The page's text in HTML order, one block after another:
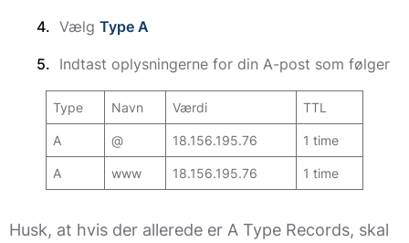
Vælg Type A
Indtast oplysningerne for din A-post som følger
Type Navn Værdi TTL
A @ 18.156.195.76 1 time
A www 18.156.195.76 1 time
Husk, at hvis der allerede er A Type Records, skal